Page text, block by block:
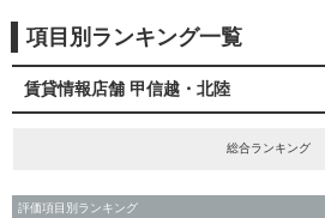
項目別ランキング一覧
賃貸情報店舗 甲信越・北陸
総合ランキング
評価項目別ランキング